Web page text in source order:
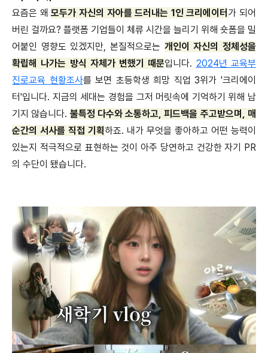
요즘은 왜모두가 자신의 자아를 드러내는 1인 크리에이터 가 되어
버린 걸까요? 플랫폼 기업들이 체류 시간을 늘리기 위해 숏폼을 밀
어붙인 영향도 있겠지만, 본질적으로는 개인이 자신의 정체성을
확립해 나가는 방식 자체가 변했기 때문입니다. 2024년 교육부
진로교육 현황조사를 보면 초등학생 희망 직업 3위가 '크리에이
터'입니다. 지금의 세대는 경험을 그저 머릿속에 기억하기 위해 남
기지 않습니다. 불특정 다수와 소통하고, 피드백을 주고받으며, 매
순간의 서사를 직접 기획하죠. 내가 무엇을 좋아하고 어떤 능력이
있는지 적극적으로 표현하는 것이 아주 당연하고 건강한 자기 PR
의 수단이 됐습니다.